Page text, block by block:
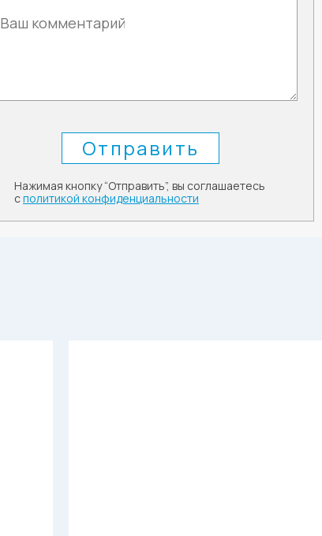
Нажимая кнопку “Отправить”, вы соглашаетесь
сполитикой конфиденциальности